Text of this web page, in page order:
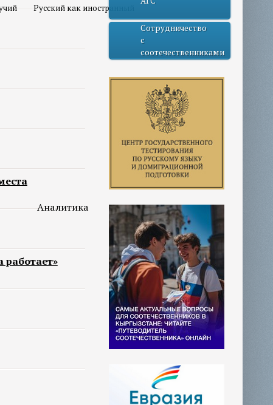
Русский как иностранный
Аналитика
работает»
Сотрудничество
с
соотечественниками